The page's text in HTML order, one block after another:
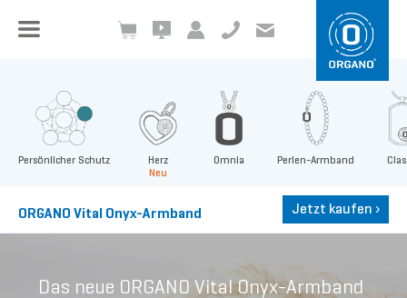
+49 8504 957999-0
ano.ch
Persönlicher Schutz
Herz
Neu
Omnia Perlen-Armband
ORGANO Vital Onyx-Armband Jetzt kaufen ›
Das neue ORGANO Vital Onyx-Armband